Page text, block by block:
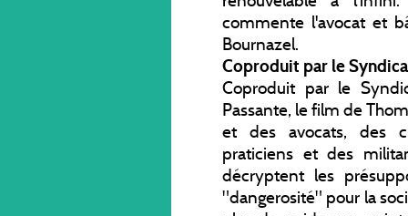
commente l'avocat et
Bournazel.
Coproduit par le
Coproduit par le
Passante, le film de
et des avocats, des
praticiens et des
décryptent les
"dangerosité" pour la